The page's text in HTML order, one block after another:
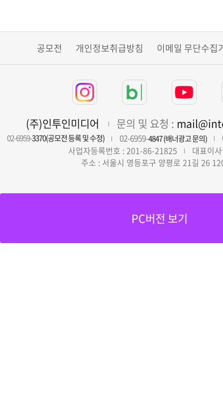
공모전 개인정보취급방침 이메일 무단수집
(주)인투인미디어 문의 및 요청 :
02-6959-3370(공모전 등록 및 수정) 02-6959-4847 (배너광고 문의)
사업자등록번호 : 201-86-21825
대표이
주소 : 서울시 영등포구 양평로 21길 26
PC버전 보기